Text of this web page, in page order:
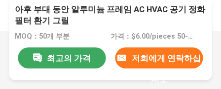
아후 부대 동안 알루미늄 프레임 AC HVAC 공기 정화
필터 환기 그릴
MOQ：50개 부분 가격：$6.00/pieces 50-99 pieces
최고의 가격 저희에게 연락하십
시오